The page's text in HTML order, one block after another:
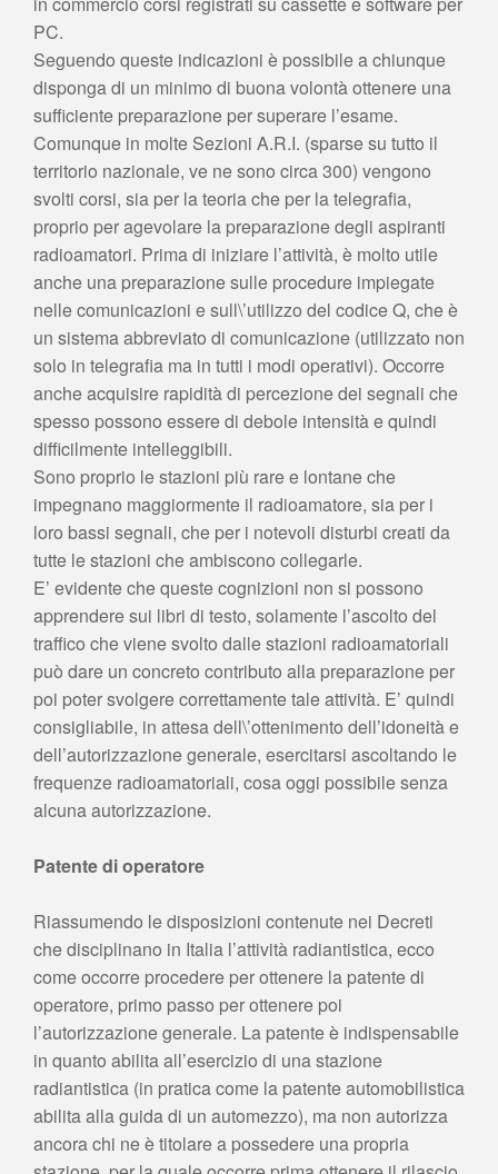
PC.
Seguendo queste indicazioni è possibile a chiunque
disponga di un minimo di buona volontà ottenere una
sufficiente preparazione per superare l’esame.
Comunque in molte Sezioni A.R.I. (sparse su tutto il
territorio nazionale, ve ne sono circa 300) vengono
svolti corsi, sia per la teoria che per la telegrafia,
proprio per agevolare la preparazione degli aspiranti
radioamatori. Prima di iniziare l’attività, è molto utile
anche una preparazione sulle procedure impiegate
nelle comunicazioni e sull\’utilizzo del codice Q, che è
un sistema abbreviato di comunicazione (utilizzato non
solo in telegrafia ma in tutti i modi operativi). Occorre
anche acquisire rapidità di percezione dei segnali che
spesso possono essere di debole intensità e quindi
difficilmente intelleggibili.
Sono proprio le stazioni più rare e lontane che
impegnano maggiormente il radioamatore, sia per i
loro bassi segnali, che per i notevoli disturbi creati da
tutte le stazioni che ambiscono collegarle.
E’ evidente che queste cognizioni non si possono
apprendere sui libri di testo, solamente l’ascolto del
traffico che viene svolto dalle stazioni radioamatoriali
può dare un concreto contributo alla preparazione per
poi poter svolgere correttamente tale attività. E’ quindi
consigliabile, in attesa dell\’ottenimento dell’idoneità e
dell’autorizzazione generale, esercitarsi ascoltando le
frequenze radioamatoriali, cosa oggi possibile senza
alcuna autorizzazione.
Patente di operatore
Riassumendo le disposizioni contenute nei Decreti
che disciplinano in Italia l’attività radiantistica, ecco
come occorre procedere per ottenere la patente di
operatore, primo passo per ottenere poi
l’autorizzazione generale. La patente è indispensabile
in quanto abilita all’esercizio di una stazione
radiantistica (in pratica come la patente automobilistica
abilita alla guida di un automezzo), ma non autorizza
ancora chi ne è titolare a possedere una propria